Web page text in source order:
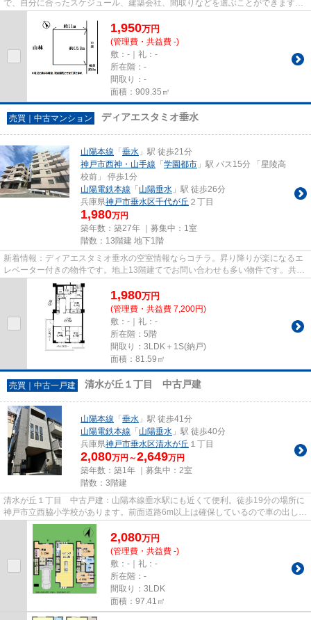
で、自分に合ったスケジュール、建築会社、間取りなどを選ぶことができます。
1,950万円
(管理費・共益費 -)
敷：-｜礼：-
所在階：-
間取り：-
面積：909.35㎡
売買｜中古マンション ディアエスタミオ垂水
山陽本線 「 垂水 」駅 徒歩21分
神戸市西神・山手線 「 学園都市 」駅 バス15分 「星陵高
校前」 停歩1分
山陽電鉄本線 「 山陽垂水 」駅 徒歩26分
兵庫県神戸市垂水区千代が丘 ２丁目
1,980万円
築年数：築27年 ｜募集中： 1室
階数：13階建 地下1階
新着情報：ディアエスタミオ垂水の空室情報ならコチラ。昇り降りが楽になるエ
レベーター付きの物件です。地上13階建てでお問い合わせも多い物件です。共有
部分も清潔感があり、綺麗な...
1,980万円
(管理費・共益費 7,200円)
敷：-｜礼：-
所在階：5階
間取り：3LDK＋1S(納戸)
面積：81.59㎡
売買｜中古一戸建 清水が丘１丁目 中古戸建
山陽本線 「 垂水 」駅 徒歩41分
山陽電鉄本線 「 山陽垂水 」駅 徒歩40分
兵庫県神戸市垂水区清水が丘 １丁目
2,080万円～2,649万円
築年数：築1年 ｜募集中： 2室
階数：3階建
清水が丘１丁目 中古戸建：山陽本線垂水駅にも近くて便利。徒歩19分の場所に
神戸市立西脇小学校があります。前面道路6m以上は確保しているので車の出し入
れもラクラクです。こちらの...
2,080万円
(管理費・共益費 -)
敷：-｜礼：-
所在階：-
間取り：3LDK
面積：97.41㎡